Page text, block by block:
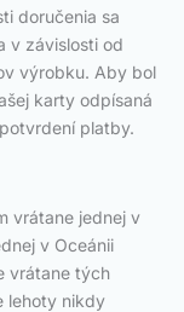
doručenia sa
v závislosti od
výrobku. Aby bol
karty odpísaná
platby.
vrátane jednej v
v Oceánii
vrátane tých
lehoty nikdy